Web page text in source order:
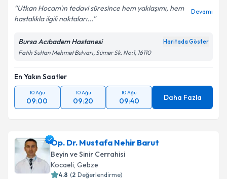
E-posta Adresiniz
Kişisel verilerimin işlenmesine ilişkin
Metni'ni okudum ve kişisel verilerimin belirtilen
kapsamda işlenmesini kabul ediyorum.
Takvim Talebini Gönder
Utkan Hocam'ın tedavi süresince hem yaklaşımı, hem
hastalıkla ilgili noktaları...
Devamı
Bursa Acıbadem Hastanesi Haritada Göster
Fatih Sultan Mehmet Bulvarı, Sümer Sk. No:1, 16110
En Yakın Saatler
10 Ağu
09:00
10 Ağu
09:20
10 Ağu
09:40 Daha Fazla
Op. Dr. Mustafa Nehir Barut
Beyin ve Sinir Cerrahisi
Kocaeli, Gebze
4.8 (2 Değerlendirme)